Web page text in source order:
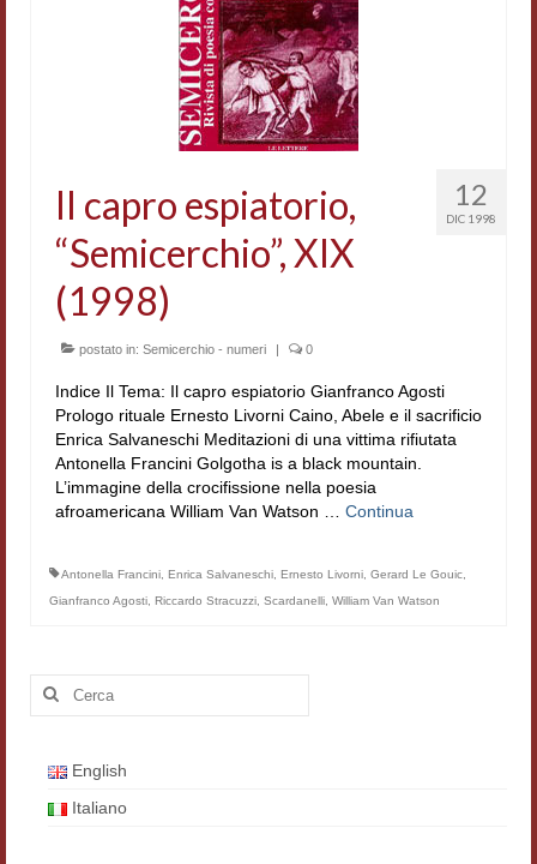
Relazioni sulle attività
Accordi di cooperazione
Cultura coreana
Koreanische Literatur und Kultur
Hagiographica Coreana
Cultura medioevale
Scrittori Latini dell’Europa Medievale
Corpus Rhythmorum Musicum
Epistolografia
Semicerchio
12
DIC 1998
Il capro espiatorio,
“Semicerchio”, XIX
(1998)
postato in: Semicerchio - numeri | 0
Indice Il Tema: Il capro espiatorio Gianfranco Agosti
Prologo rituale Ernesto Livorni Caino, Abele e il sacrificio
Enrica Salvaneschi Meditazioni di una vittima rifiutata
Antonella Francini Golgotha is a black mountain.
L’immagine della crocifissione nella poesia
afroamericana William Van Watson … Continua
Antonella Francini Enrica Salvaneschi Ernesto Livorni Gerard Le Gouic
Gianfranco Agosti Riccardo Stracuzzi Scardanelli William Van Watson
Cerca:
English
Italiano